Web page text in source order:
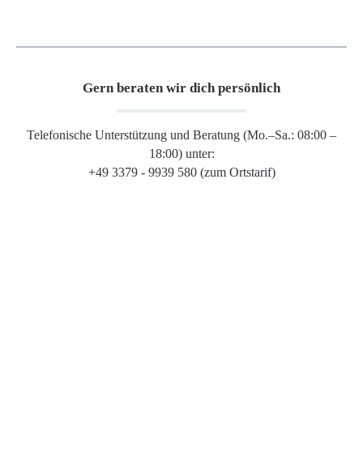
Gern beraten wir dich persönlich
Telefonische Unterstützung und Beratung (Mo.–Sa.: 08:00 –
18:00) unter:
+49 3379 - 9939 580 (zum Ortstarif)